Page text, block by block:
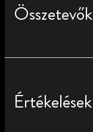
Összetevők
Értékelések